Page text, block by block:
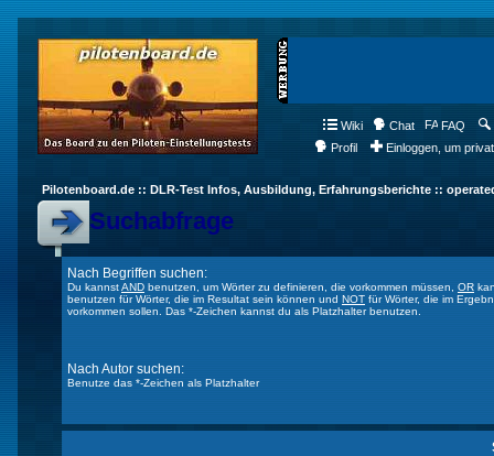
Wiki Chat FAQ
Profil
Einloggen, um
Pilotenboard.de :: DLR-Test Infos, Ausbildung, Erfahrungsberichte ::
Suchabfrage
Nach Begriffen suchen:
Du kannstAND benutzen, um Wörter zu definieren, die vorkommen müssen, OR
benutzen für Wörter, die im Resultat sein können und NOT für Wörter, die im
vorkommen sollen. Das *-Zeichen kannst du als Platzhalter benutzen.
Nach Autor suchen:
Benutze das *-Zeichen als Platzhalter